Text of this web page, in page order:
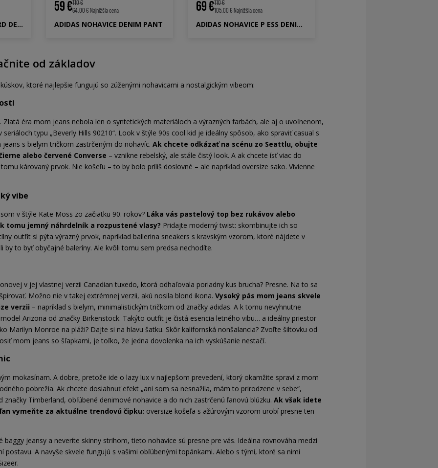
ADIDAS NOHAVICE FIREBIRD DENIM
59 €110 €
64.00 €Najnižšia cena
ADIDAS NOHAVICE DENIM PANT
69 €110 €
105.00 €Najnižšia cena
ADIDAS NOHAVICE P ESS DENIM PNT
od základov
ktoré najlepšie fungujú so zúženými nohavicami a nostalgickým vibeom:
éra mom jeans nebola len o syntetických materiáloch a výrazných farbách, ale aj o uvoľnenom,
typu „Beverly Hills 90210“. Look v štýle 90s cool kid je ideálny spôsob, ako spraviť casual s
s bielym tričkom zastrčeným do nohavíc. Ak chcete odkázať na scénu zo Seattlu, obujte
alebo červené Converse – vznikne rebelský, ale stále čistý look. A ak chcete ísť viac do
károvaný prvok. Nie košeľu – to by bolo príliš doslovné – ale napríklad oversize sako. Vivienne
vibe
v štýle Kate Moss zo začiatku 90. rokov? Láka vás pastelový top bez rukávov alebo
tomu jemný náhrdelník a rozpustené vlasy? Pridajte moderný twist: skombinujte ich so
outfit si pýta výrazný prvok, napríklad ballerina sneakers s kravským vzorom, ktoré nájdete v
by to byť obyčajné baleríny. Ale kvôli tomu sem predsa nechodíte.
v jej vlastnej verzii Canadian tuxedo, ktorá odhaľovala poriadny kus brucha? Presne. Na to sa
Možno nie v takej extrémnej verzii, akú nosila blond ikona. Vysoký pás mom jeans skvele
verzii – napríklad s bielym, minimalistickým tričkom od značky adidas. A k tomu nevyhnutne
Arizona od značky Birkenstock. Takýto outfit je čistá esencia letného vibu… a ideálny priestor
Marilyn Monroe na pláži? Dajte si na hlavu šatku. Skôr kalifornská nonšalancia? Zvoľte šiltovku od
mom jeans so šľapkami, je toľko, že jedna dovolenka na ich vyskúšanie nestačí.
mokasínam. A dobre, pretože ide o lazy lux v najlepšom prevedení, ktorý okamžite spraví z mom
pobrežia. Ak chcete dosiahnuť efekt „ani som sa nesnažila, mám to prirodzene v sebe“,
Timberland, obľúbené denimové nohavice a do nich zastrčenú ľanovú blúzku. Ak však idete
vymeňte za aktuálne trendovú čipku: oversize košeľa s ažúrovým vzorom urobí presne ten
baggy jeansy a neveríte skinny strihom, tieto nohavice sú presne pre vás. Ideálna rovnováha medzi
postavu. A navyše skvele fungujú s vašimi obľúbenými topánkami. Alebo s tými, ktoré sa nimi